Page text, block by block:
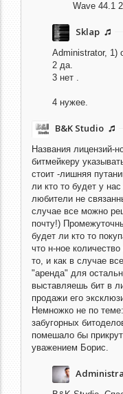
Wave 44.1
Sklap
Administrator, 1)
2 да.
3 нет .
4 нужее.
B&K Studio
Названия лицензий-
битмейкеру
стоит -лишняя
ли кто то будет у
любители не
случае все можно
почту!)
будет ли кто то
что н-ное
то, и как в случае
"аренда" для
выставляешь бит в
продажи его
Немножко не по
забугорных
помешало бы
уважением Борис.